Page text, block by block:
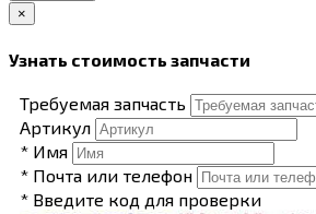
×
Узнать стоимость запчасти
Требуемая запчасть
Артикул
* Имя
* Почта или телефон
* Введите код для проверки